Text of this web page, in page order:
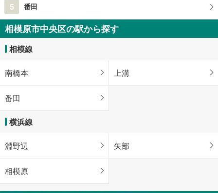
5 番田
相模原市中央区の駅から探す
相模線
南橋本 上溝
番田
横浜線
淵野辺 矢部
相模原